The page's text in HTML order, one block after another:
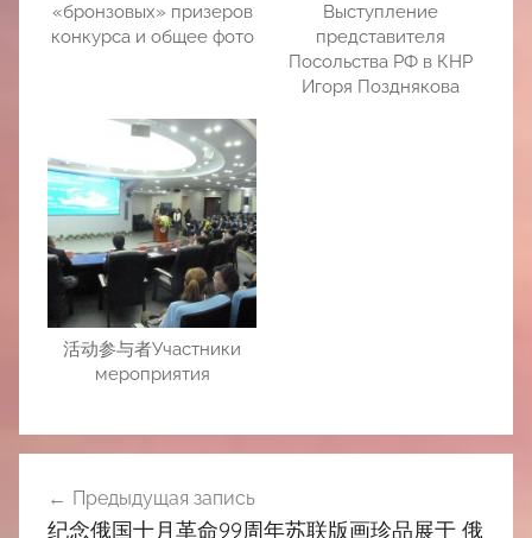
«бронзовых» призеров
конкурса и общее фото
Выступление
представителя
Посольства РФ в КНР
Игоря Позднякова
活动参与者Участники
мероприятия
по
Предыдущая запись
纪念俄国十月革命99周年苏联版画珍品展于 俄